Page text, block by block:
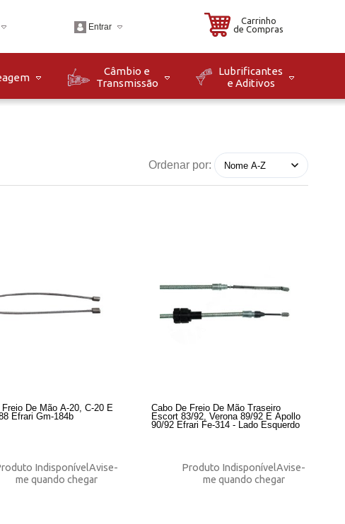
Entrar
Carrinho
de Compras
Câmbio e
Transmissão
Lubrificantes
e Aditivos
Ordenar por:
Freio De Mão A-20, C-20 E
Efrari Gm-184b
IndisponívelAvise-
me quando chegar
Cabo De Freio De Mão Traseiro
Escort 83/92, Verona 89/92 E Apollo
90/92 Efrari Fe-314 - Lado Esquerdo
Produto IndisponívelAvise-
me quando chegar